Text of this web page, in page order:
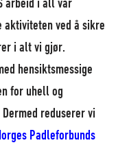
arbeid i all vår
aktiviteten ved å sikre
i alt vi gjør.
hensiktsmessige
for uhell og
reduserer vi
Padleforbunds